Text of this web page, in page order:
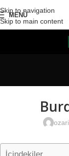
Skip to navigation
Skip to main content
MENÜ